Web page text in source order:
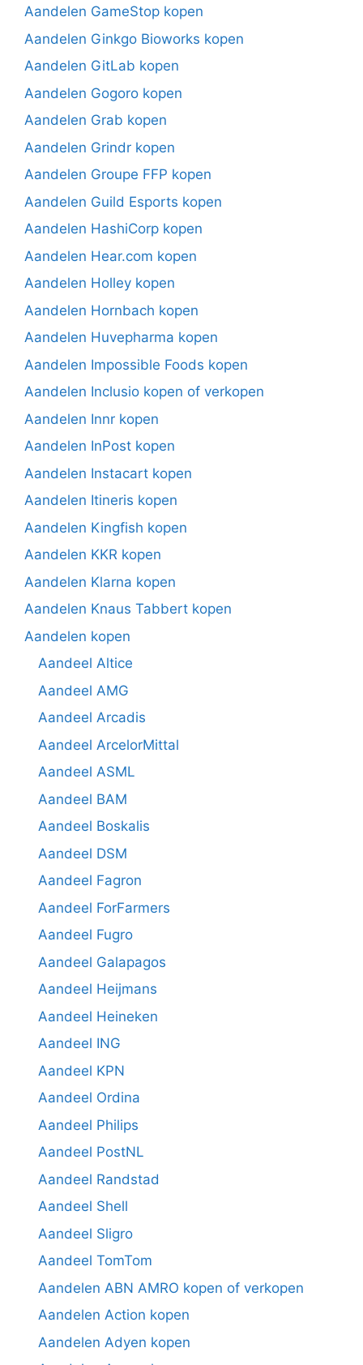
Aandelen GameStop kopen
Aandelen Ginkgo Bioworks kopen
Aandelen GitLab kopen
Aandelen Gogoro kopen
Aandelen Grab kopen
Aandelen Grindr kopen
Aandelen Groupe FFP kopen
Aandelen Guild Esports kopen
Aandelen HashiCorp kopen
Aandelen Hear.com kopen
Aandelen Holley kopen
Aandelen Hornbach kopen
Aandelen Huvepharma kopen
Aandelen Impossible Foods kopen
Aandelen Inclusio kopen of verkopen
Aandelen Innr kopen
Aandelen InPost kopen
Aandelen Instacart kopen
Aandelen Itineris kopen
Aandelen Kingfish kopen
Aandelen KKR kopen
Aandelen Klarna kopen
Aandelen Knaus Tabbert kopen
Aandelen kopen
Aandeel Altice
Aandeel AMG
Aandeel Arcadis
Aandeel ArcelorMittal
Aandeel ASML
Aandeel BAM
Aandeel Boskalis
Aandeel DSM
Aandeel Fagron
Aandeel ForFarmers
Aandeel Fugro
Aandeel Galapagos
Aandeel Heijmans
Aandeel Heineken
Aandeel ING
Aandeel KPN
Aandeel Ordina
Aandeel Philips
Aandeel PostNL
Aandeel Randstad
Aandeel Shell
Aandeel Sligro
Aandeel TomTom
Aandelen ABN AMRO kopen of verkopen
Aandelen Action kopen
Aandelen Adyen kopen